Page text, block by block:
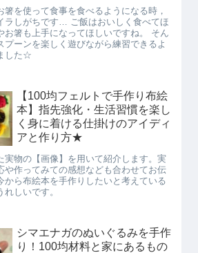
箸を使って食事を食べるようになる時，
ラしがちです… ご飯はおいしく食べてほ
お箸も上手になってほしいですね。 そん
プーンを楽しく遊びながら練習できるよ
した☆
【100均フェルトで手作り布絵
本】指先強化・生活習慣を楽し
く身に着ける仕掛けのアイディ
アと作り方★
実物の【画像】を用いて紹介します。実
や作ってみての感想なども合わせてお伝
から布絵本を手作りしたいと考えている
しいです。
シマエナガのぬいぐるみを手作
り！100均材料と家にあるもの